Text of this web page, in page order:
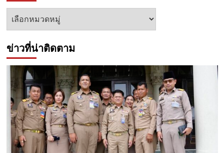
หัวข้อ
ข่าวที่น่าติดตาม